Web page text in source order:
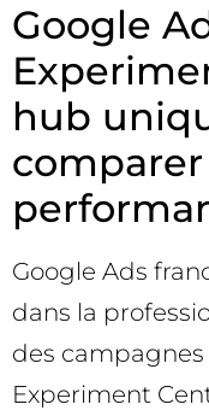
Google
hub
Google Ads
dans la
des
Experiment